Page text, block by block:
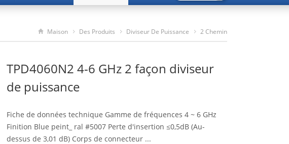
Maison Des Produits Diviseur De Puissance 2 Chemin
TPD4060N2 4-6 GHz 2 façon diviseur
de puissance
Fiche de données technique Gamme de fréquences 4 ~ 6 GHz
Finition Blue peint_ ral #5007 Perte d'insertion ≤0,5dB (Au-
dessus de 3,01 dB) Corps de connecteur ...